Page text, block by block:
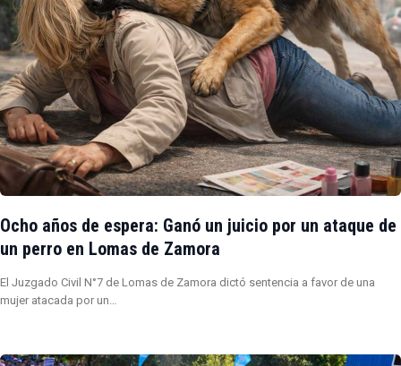
Ocho años de espera: Ganó un juicio por un ataque de
un perro en Lomas de Zamora
El Juzgado Civil N°7 de Lomas de Zamora dictó sentencia a favor de una
mujer atacada por un…